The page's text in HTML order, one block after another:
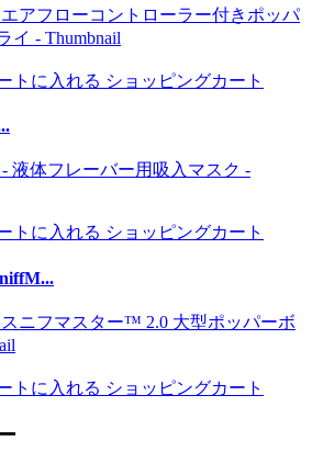
トに入れる ショッピングカート
トに入れる ショッピングカート
トに入れる ショッピングカート